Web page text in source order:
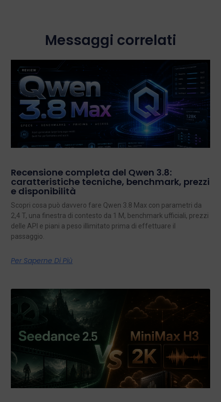
Messaggi correlati
Recensione completa del Qwen 3.8:
caratteristiche tecniche, benchmark, prezzi
e disponibilità
Scopri cosa può davvero fare Qwen 3.8 Max con parametri da
2,4 T, una finestra di contesto da 1 M, benchmark ufficiali, prezzi
delle API e piani a peso illimitato prima di effettuare il
passaggio.
Per Saperne Di Più